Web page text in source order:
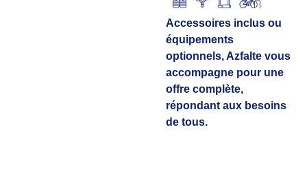
Accessoires inclus ou
équipements
optionnels, Azfalte vous
accompagne pour une
offre complète,
répondant aux besoins
de tous.